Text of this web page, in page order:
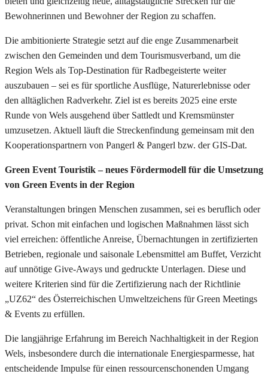
Bewohnerinnen und Bewohner der Region zu schaffen.
Die ambitionierte Strategie setzt auf die enge Zusammenarbeit
zwischen den Gemeinden und dem Tourismusverband, um die
Region Wels als Top-Destination für Radbegeisterte weiter
auszubauen – sei es für sportliche Ausflüge, Naturerlebnisse oder
den alltäglichen Radverkehr. Ziel ist es bereits 2025 eine erste
Runde von Wels ausgehend über Sattledt und Kremsmünster
umzusetzen. Aktuell läuft die Streckenfindung gemeinsam mit den
Kooperationspartnern von Pangerl & Pangerl bzw. der GIS-Dat.
Green Event Touristik – neues Fördermodell für die Umsetzung
von Green Events in der Region
Veranstaltungen bringen Menschen zusammen, sei es beruflich oder
privat. Schon mit einfachen und logischen Maßnahmen lässt sich
viel erreichen: öffentliche Anreise, Übernachtungen in zertifizierten
Betrieben, regionale und saisonale Lebensmittel am Buffet, Verzicht
auf unnötige Give-Aways und gedruckte Unterlagen. Diese und
weitere Kriterien sind für die Zertifizierung nach der Richtlinie
„UZ62“ des Österreichischen Umweltzeichens für Green Meetings
& Events zu erfüllen.
Die langjährige Erfahrung im Bereich Nachhaltigkeit in der Region
Wels, insbesondere durch die internationale Energiesparmesse, hat
entscheidende Impulse für einen ressourcenschonenden Umgang